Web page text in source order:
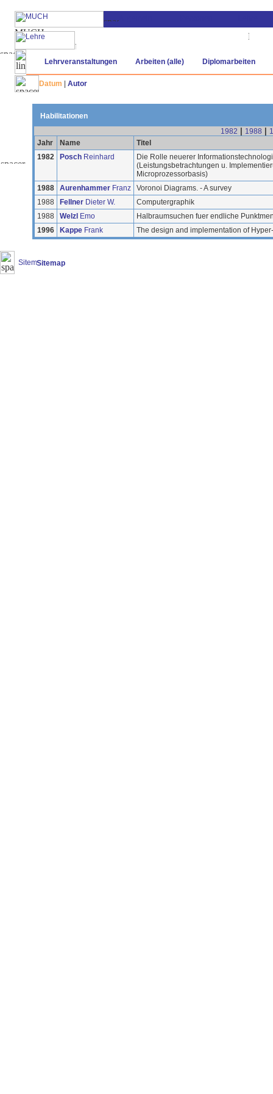
Lehrveranstaltungen Arbeiten (alle) Diplomarbeiten
Datum Autor
Habilitationen
1982
1988
Jahr
Name
Titel
1982
Posch Reinhard
Die Rolle neuerer
(Leistungsbetrachtungen u.
Microprozessorbasis)
1988
Aurenhammer Franz
Voronoi Diagrams. - A survey
1988
Fellner Dieter W.
Computergraphik
1988
Welzl Emo
Halbraumsuchen fuer endliche
1996
Kappe Frank The design and implementation of
Sitemap